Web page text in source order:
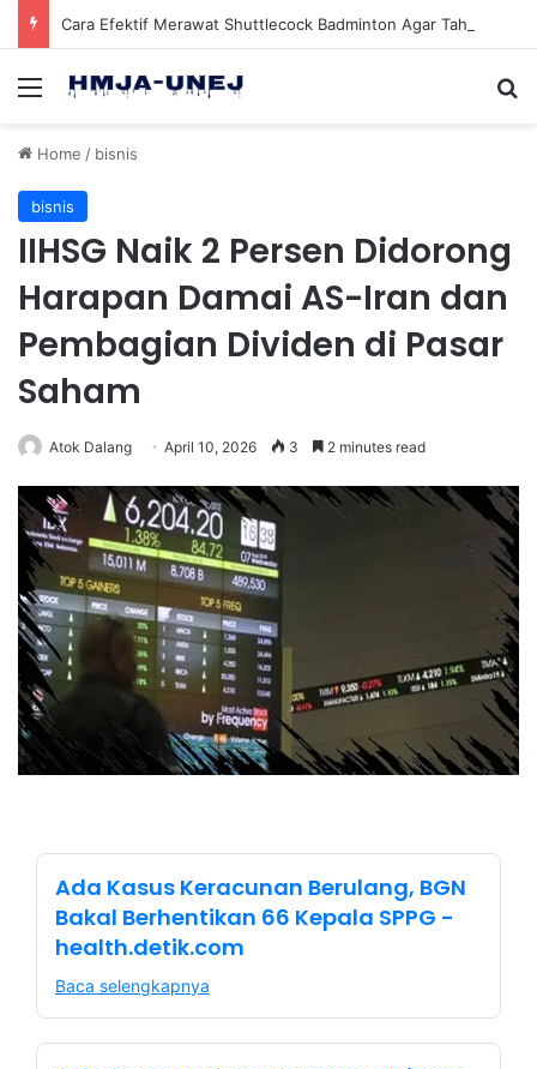
Menu
Home / bisnis
bisnis
IIHSG Naik 2 Persen Didorong
Harapan Damai AS-Iran dan
Pembagian Dividen di Pasar
Saham
Atok Dalang April 10, 2026 3 2 minutes read
Ada Kasus Keracunan Berulang, BGN
Bakal Berhentikan 66 Kepala SPPG -
health.detik.com
Baca selengkapnya